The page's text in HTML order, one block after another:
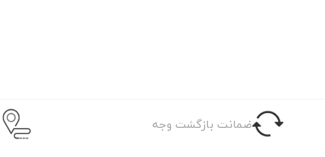
ضمانت بازگشت وجه